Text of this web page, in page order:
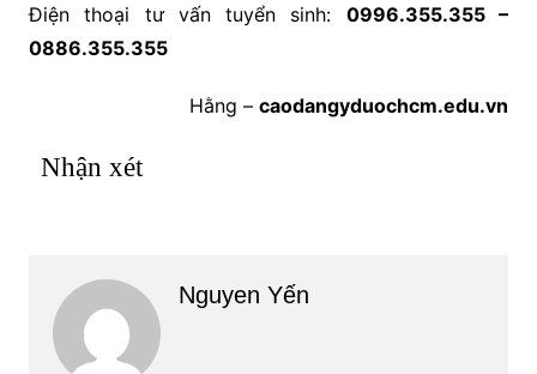
Điện thoại tư vấn tuyển sinh: 0996.355.355 –
0886.355.355
Hằng –caodangyduochcm.edu.vn
Nhận xét
Nguyen Yến